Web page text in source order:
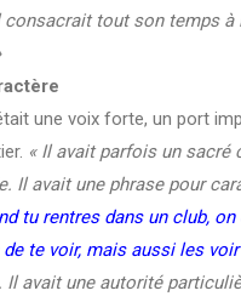
tout son temps à
une voix forte, un port
« Il avait parfois un sacré
Il avait une phrase pour
tu rentres dans un club,
te voir, mais aussi les
Il avait une autorité